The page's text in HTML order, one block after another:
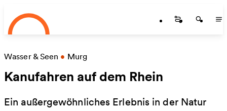
Zum Hauptinhalt springen
Startseite
Wasser & Seen • Murg
Kanufahren auf dem Rhein
Ein außergewöhnliches Erlebnis in der Natur